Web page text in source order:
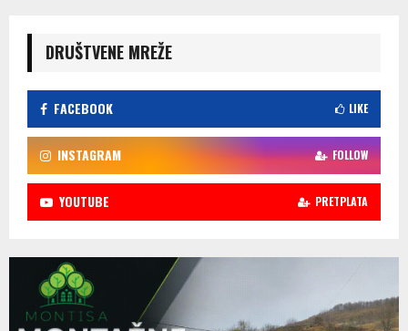
DRUŠTVENE MREŽE
FACEBOOK LIKE
INSTAGRAM FOLLOW
YOUTUBE PRETPLATA